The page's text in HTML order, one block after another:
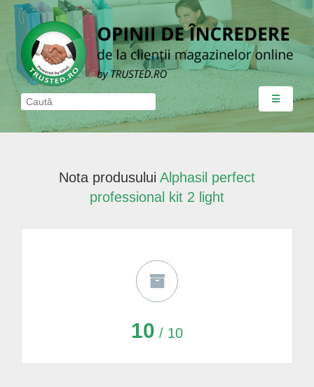
☰
Nota produsului Alphasil perfect
professional kit 2 light
10 / 10